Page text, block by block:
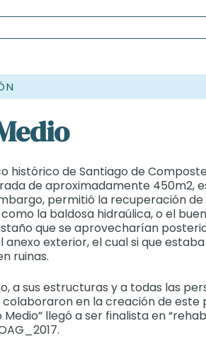
histórico de Santiago de
de aproximadamente 450m2,
permitió la recuperación de
la baldosa hidraúlica, o el
que se aprovecharían
exterior, el cual si que estaba
ruinas.
a sus estructuras y a todas las
colaboraron en la creación de este
Medio” llegó a ser finalista en